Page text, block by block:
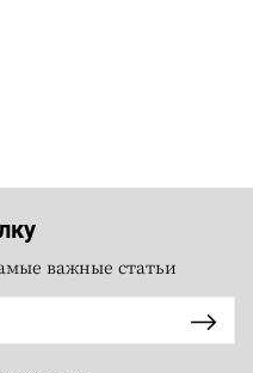
важные статьи